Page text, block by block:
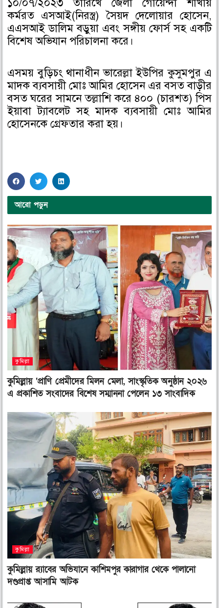
e
b
n
t
t
r
n
k
e
১০/০৭/২০২৩ তারিখে জেলা গোয়েন্দা শাখায়
কর্মরত এসআই(নিরস্ত্র) সৈয়দ দেলোয়ার হোসেন,
এএসআই ডালিম বড়ুয়া এবং সঙ্গীয় ফোর্স সহ একটি
বিশেষ অভিযান পরিচালনা করে।
এসময় বুড়িচং থানাধীন ভারেল্লা ইউপির কুসুমপুর এ
মাদক ব্যবসায়ী মোঃ আমির হোসেন এর বসত বাড়ীর
বসত ঘরের সামনে তল্লাশি করে ৪০০ (চারশত) পিস
ইয়াবা ট্যাবলেট সহ মাদক ব্যবসায়ী মোঃ আমির
হোসেনকে গ্রেফতার করা হয়।
S
h
a
r
e
o
n
f
a
e
b
S
h
a
r
e
o
t
w
i
t
e
r
S
h
r
e
o
n
l
e
d
আরো পড়ুন
কুমিল্লা
কুমিল্লায় ‘প্রাণি প্রেমীদের মিলন মেলা, সাংস্কৃতিক অনুষ্ঠান ২০২৬
এ প্রকাশিত সংবাদের বিশেষ সম্মাননা পেলেন ১৩ সাংবাদিক
কুমিল্লা
কুমিল্লায় র‌্যাবের অভিযানে কাশিমপুর কারাগার থেকে পালানো
দণ্ডপ্রাপ্ত আসামি আটক